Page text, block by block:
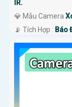
IR.
💎 Mẫu Camera
️📡 Tích Hợp : Báo